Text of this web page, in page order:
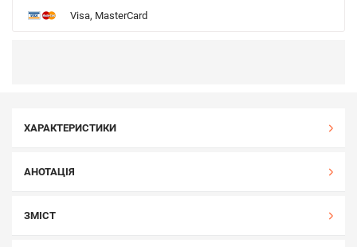
Visa, MasterCard
ХАРАКТЕРИСТИКИ
АНОТАЦІЯ
ЗМІСТ